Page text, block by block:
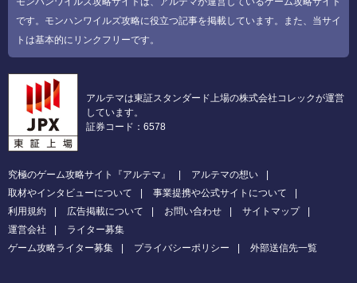
です。モンハンワイルズ攻略に役立つ記事を掲載しています。また、当サイ
トは基本的にリンクフリーです。
アルテマは東証スタンダード上場の株式会社コレックが運営
しています。
証券コード：6578
究極のゲーム攻略サイト『アルテマ』
アルテマの想い
取材やインタビューについて
事業提携や公式サイトについて
利用規約
広告掲載について お問い合わせ
サイトマップ
運営会社
ライター募集
ゲーム攻略ライター募集
プライバシーポリシー 外部送信先一覧